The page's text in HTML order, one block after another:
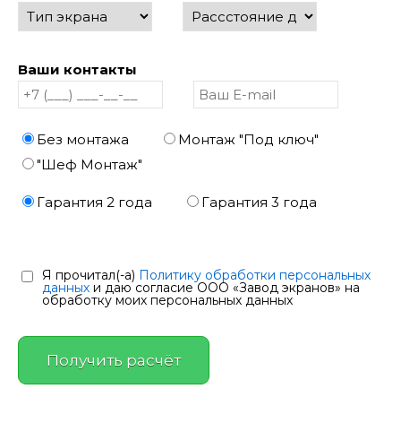
Ваши контакты
Без монтажа
Монтаж "Под ключ"
"Шеф Монтаж"
Гарантия 2 года Гарантия 3 года
Я прочитал(-а) Политику обработки персональных
данных и даю согласие ООО «Завод экранов» на
обработку моих персональных данных